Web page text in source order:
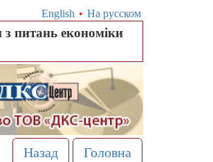
English • На русском
питань економіки
Назад Головна